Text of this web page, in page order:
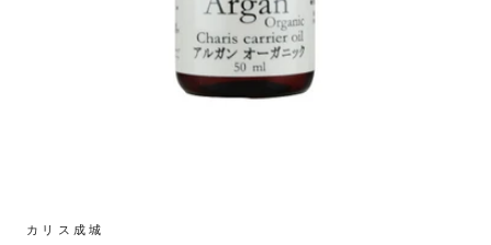
カリス成城